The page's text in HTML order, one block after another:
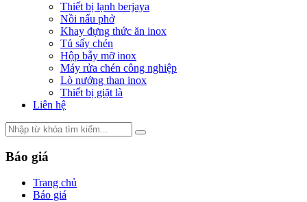
Thiết bị lạnh berjaya
Nồi nấu phở
Khay đựng thức ăn inox
Tủ sấy chén
Hộp bẫy mỡ inox
Máy rửa chén công nghiệp
Lò nướng than inox
Thiết bị giặt là
Liên hệ
Báo giá
Trang chủ
Báo giá